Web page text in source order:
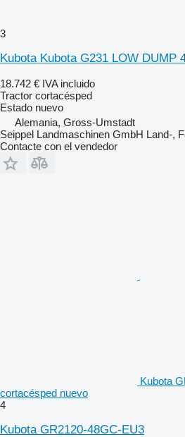
3
Kubota Kubota G231 LOW DUMP
18.742 € IVA incluido
Tractor cortacésped
Estado nuevo
Alemania, Gross-Umstadt
Seippel Landmaschinen GmbH Land-,
Contacte con el vendedor
Kubota
cortacésped nuevo
4
Kubota GR2120-48GC-EU3